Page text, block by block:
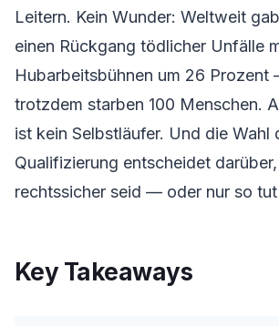
Leitern. Kein Wunder: Weltweit
einen Rückgang tödlicher Unfälle
Hubarbeitsbühnen um 26 Prozent
trotzdem starben 100 Menschen.
ist kein Selbstläufer. Und die Wahl
Qualifizierung entscheidet
rechtssicher seid — oder nur so tut
Key Takeaways